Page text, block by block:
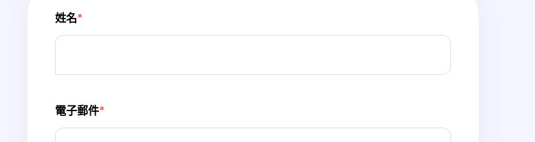
姓名*
電子郵件*